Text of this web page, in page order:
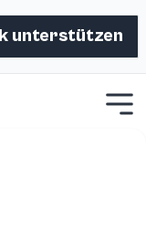
unterstützen
für autistische